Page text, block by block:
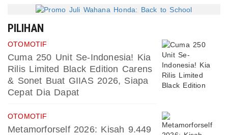
PILIHAN
OTOMOTIF
Cuma 250 Unit Se-Indonesia! Kia
Rilis Limited Black Edition Carens
& Sonet Buat GIIAS 2026, Siapa
Cepat Dia Dapat
OTOMOTIF
Metamorforself 2026: Kisah 9.449